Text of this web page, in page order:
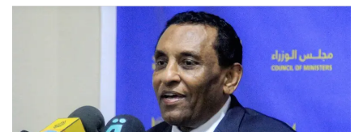
إلكترونيا